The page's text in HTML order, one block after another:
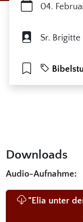
04.
Sr.
Downloads
Audio-Aufnahme:
"Elia unter